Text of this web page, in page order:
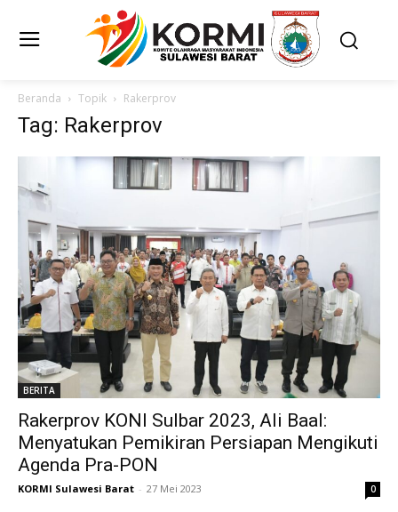
Beranda Topik Rakerprov
Tag: Rakerprov
BERITA
Rakerprov KONI Sulbar 2023, Ali Baal:
Menyatukan Pemikiran Persiapan Mengikuti
Agenda Pra-PON
KORMI Sulawesi Barat - 27 Mei 2023 0